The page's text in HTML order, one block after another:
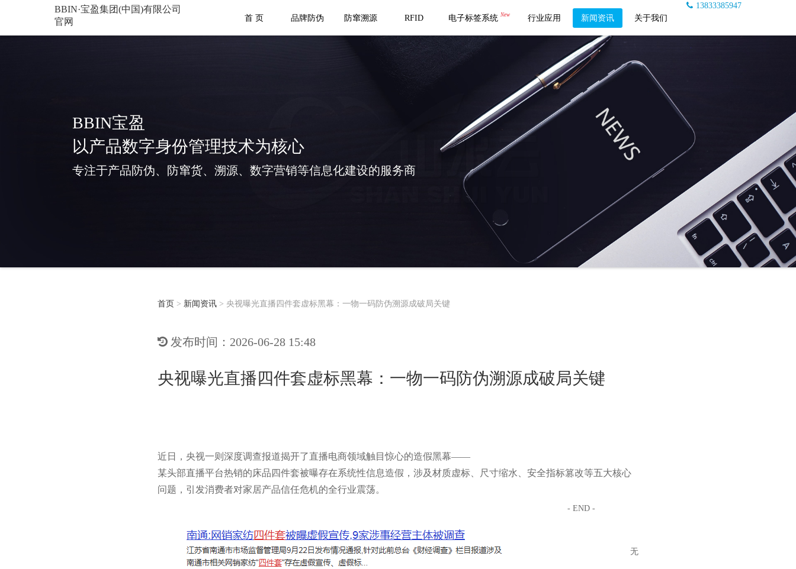
BBIN·宝盈集团(中国)有限公司
官网
13833385947
首 页
品牌防伪 防窜溯源 RFID 电子标签系统 New 行业应用 新闻资讯 关于我们
BBIN宝盈
以产品数字身份管理技术为核心
专注于产品防伪、防窜货、溯源、数字营销等信息化建设的服务商
首页 > 新闻资讯 > 央视曝光直播四件套虚标黑幕：一物一码防伪溯源成破局关键
发布时间：2026-06-28 15:48
央视曝光直播四件套虚标黑幕：一物一码防伪溯源成破局关键
近日，央视一则深度调查报道揭开了直播电商领域触目惊心的造假黑幕——
某头部直播平台热销的床品四件套被曝存在系统性信息造假，涉及材质虚标、尺寸缩水、安全指标篡改等五大核心
问题，引发消费者对家居产品信任危机的全行业震荡。
- END -
无